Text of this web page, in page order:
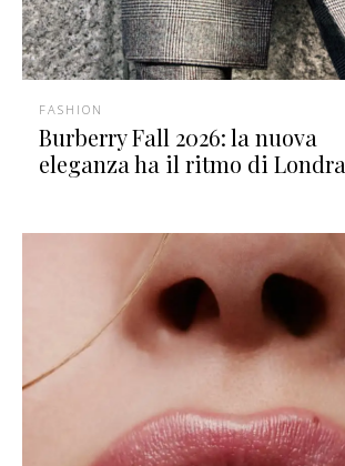
FASHION
Burberry Fall 2026: la nuova
eleganza ha il ritmo di Londra